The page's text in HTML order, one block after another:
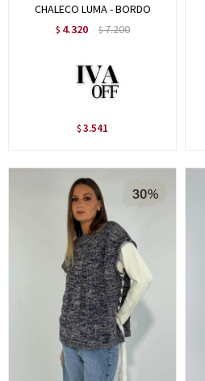
CHALECO LUMA - BORDO
$ 4.320 $7.200
$ 3.541